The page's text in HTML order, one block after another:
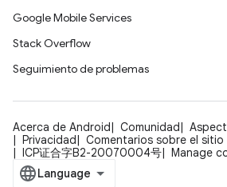
Google Mobile Services
Stack Overflow
Seguimiento de problemas
Acerca de Android Comunidad
Privacidad
Comentarios sobre el sitio
ICP证合字B2-20070004号
Manage